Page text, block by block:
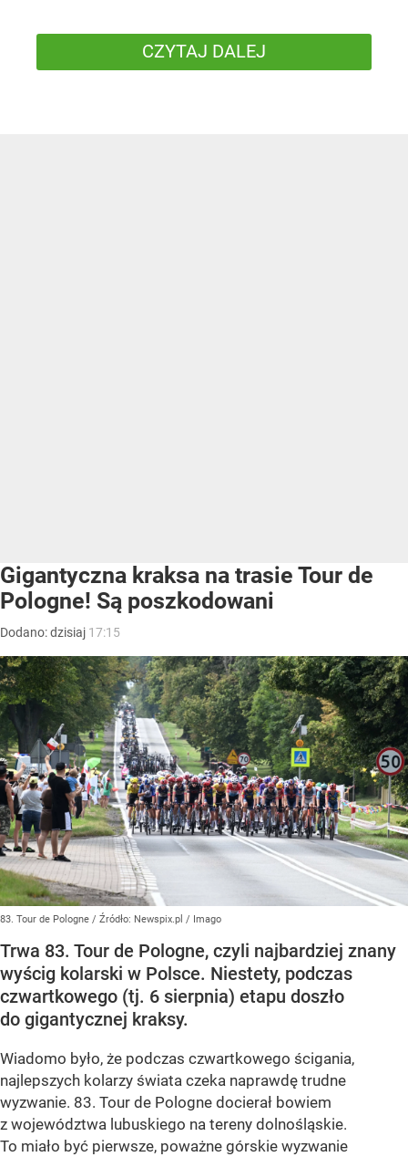
CZYTAJ DALEJ
Gigantyczna kraksa na trasie Tour de
Pologne! Są poszkodowani
Dodano:dzisiaj 17:15
83. Tour de Pologne / Źródło: Newspix.pl / Imago
Trwa 83. Tour de Pologne, czyli najbardziej znany
wyścig kolarski w Polsce. Niestety, podczas
czwartkowego (tj. 6 sierpnia) etapu doszło
do gigantycznej kraksy.
Wiadomo było, że podczas czwartkowego ścigania,
najlepszych kolarzy świata czeka naprawdę trudne
wyzwanie. 83. Tour de Pologne docierał bowiem
z województwa lubuskiego na tereny dolnośląskie.
To miało być pierwsze, poważne górskie wyzwanie